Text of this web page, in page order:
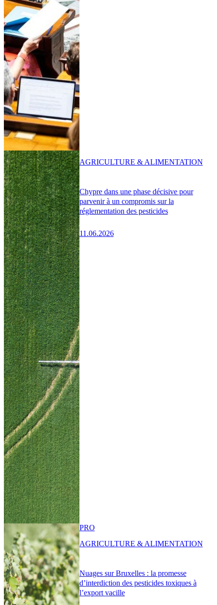
Chypre dans une phase décisive pour
parvenir à un compromis sur la
réglementation des pesticides
11.06.2026
AGRICULTURE & ALIMENTATION
Nuages sur Bruxelles : la promesse
d’interdiction des pesticides toxiques à
l’export vacille
PRO
AGRICULTURE & ALIMENTATION